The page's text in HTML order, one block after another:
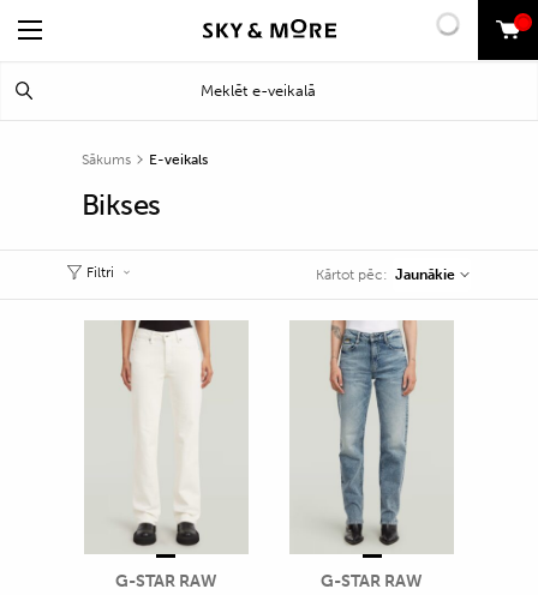
0
Sākums E-veikals
Bikses
Filtri Kārtot pēc: Jaunākie
G-STAR RAW G-STAR RAW